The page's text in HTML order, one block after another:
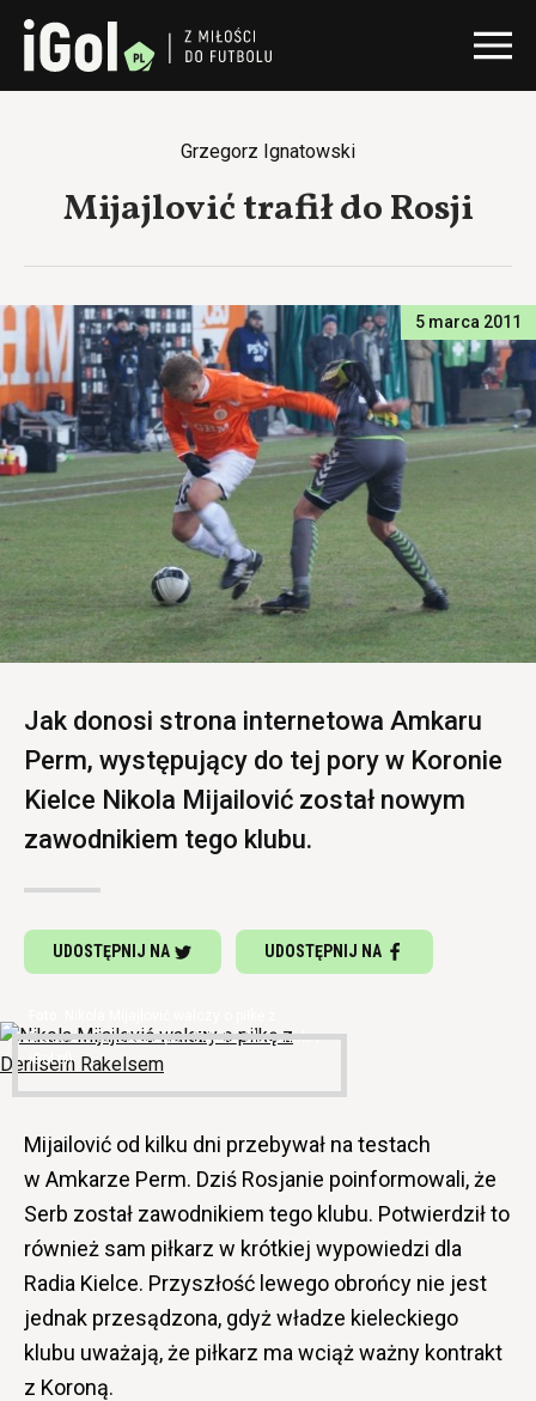
Grzegorz Ignatowski
Mijajlović trafił do Rosji
5 marca 2011
Jak donosi strona internetowa Amkaru
Perm, występujący do tej pory w Koronie
Kielce Nikola Mijailović został nowym
zawodnikiem tego klubu.
UDOSTĘPNIJ NA UDOSTĘPNIJ NA
Denisem Rakelsem (fot. Mikołaj Olszewski /
iGol.pl)
Mijailović od kilku dni przebywał na testach
w Amkarze Perm. Dziś Rosjanie poinformowali, że
Serb został zawodnikiem tego klubu. Potwierdził to
również sam piłkarz w krótkiej wypowiedzi dla
Radia Kielce. Przyszłość lewego obrońcy nie jest
jednak przesądzona, gdyż władze kieleckiego
klubu uważają, że piłkarz ma wciąż ważny kontrakt
z Koroną.